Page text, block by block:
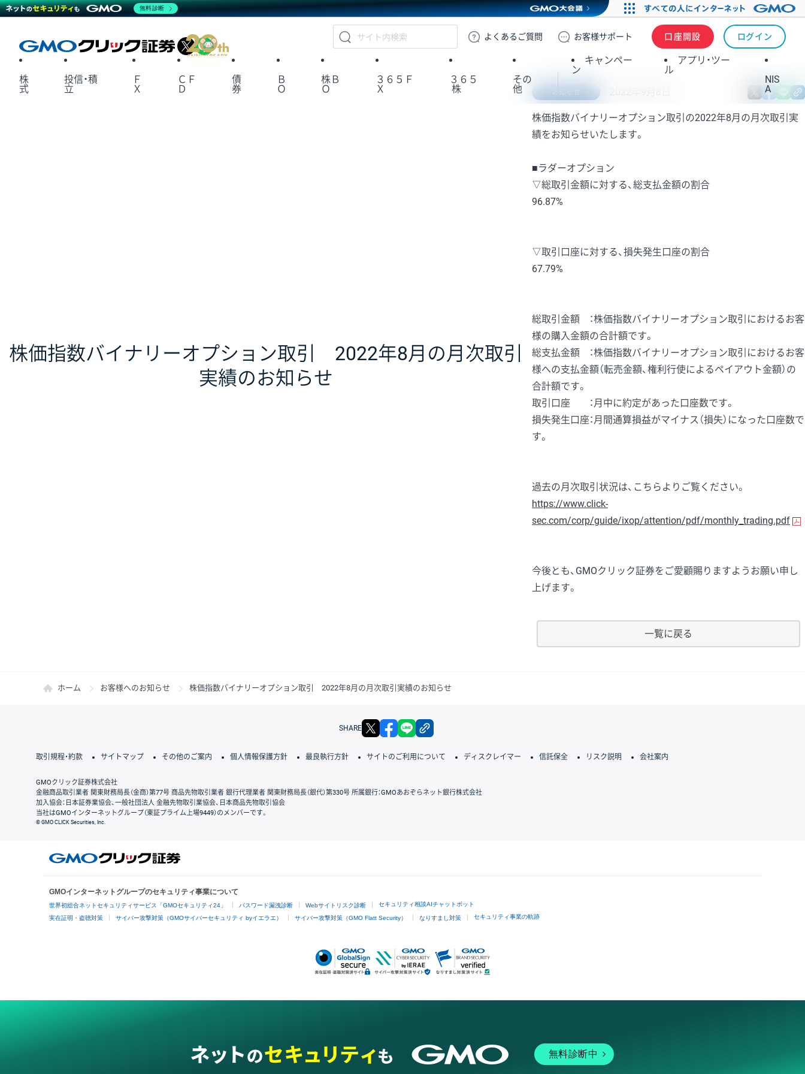
GMOクリック証券
よくある ご質問 お客様サポート 口座開設 ログイン
X
株
式
投信・積
立
Ｆ
Ｘ
ＣＦ
Ｄ
債
券
Ｂ
Ｏ
株Ｂ
Ｏ
３６５Ｆ
Ｘ
３６５
株
その
他
キャンペー
ン
アプリ・ツー
ル
NIS
A
株価指数バイナリーオプション取引 2022年8月の月次取引
実績のお知らせ
X
株価指数バイナリーオプション取引の2022年8月の月次取引実
績をお知らせいたします。
■ラダーオプション
▽総取引金額に対する、総支払金額の割合
96.87%
▽取引口座に対する、損失発生口座の割合
67.79%
総取引金額 ：株価指数バイナリーオプション取引におけるお客
様の購入金額の合計額です。
総支払金額 ：株価指数バイナリーオプション取引におけるお客
様への支払金額（転売金額、権利行使によるペイアウト金額）の
合計額です。
取引口座 ：月中に約定があった口座数です。
損失発生口座：月間通算損益がマイナス（損失）になった口座数で
す。
過去の月次取引状況は、こちらよりご覧ください。
https://www.click-
sec.com/corp/guide/ixop/attention/pdf/monthly_trading.pdf
今後とも、GMOクリック証券をご愛顧賜りますようお願い申し
上げます。
一覧に戻る
ホーム お客様へのお知らせ 株価指数バイナリーオプション取引 2022年8月の月次取引実績のお知らせ
SHARE X facebook
取引規程・約款 サイトマップ その他のご案内 個人情報保護方針 最良執行方針 サイトのご利用について ディスクレイマー 信託保全 リスク説明 会社案内
GMOクリック証券株式会社
金融商品取引業者 関東財務局長（金商）第77号 商品先物取引業者 銀行代理業者 関東財務局長（銀代）第330号 所属銀行：GMOあおぞらネット銀行株式会社
加入協会：日本証券業協会、一般社団法人 金融先物取引業協会、日本商品先物取引協会
当社はGMOインターネットグループ（東証プライム上場9449）のメンバーです。
© GMO CLICK Securities, Inc.
GMOインターネットグループのセキュリティ事業について
世界初総合ネットセキュリティサービス「GMOセキュリティ24」 パスワード漏洩診断 Webサイトリスク診断 セキュリティ相談AIチャットボット
実在証明・盗聴対策 サイバー攻撃対策（GMOサイバーセキュリティ byイエラエ） サイバー攻撃対策（GMO Flatt Security） なりすまし対策 セキュリティ事業の軌跡
無料診断中
無料診断